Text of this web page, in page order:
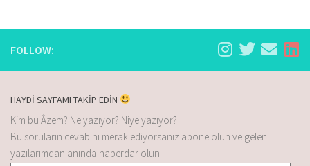
FOLLOW:
HAYDİ SAYFAMI TAKİP EDİN
Kim bu Âzem? Ne yazıyor? Niye yazıyor?
Bu soruların cevabını merak ediyorsanız abone olun ve gelen
yazılarımdan anında haberdar olun.